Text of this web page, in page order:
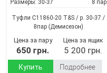
Размеры: 30-37 8 пар
Туфли C11860-20 T&S / p. 30-37 /
8пар (Демисезон)
Цена за пару
650 грн.
Цена за ящик
5 200 грн.
Купить Подробнее